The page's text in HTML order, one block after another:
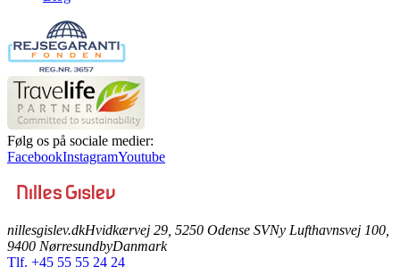
Følg os på sociale medier:
FacebookInstagramYoutube
nillesgislev.dkHvidkærvej 29, 5250 Odense SVNy Lufthavnsvej 100,
9400 NørresundbyDanmark
Tlf. +45 55 55 24 24